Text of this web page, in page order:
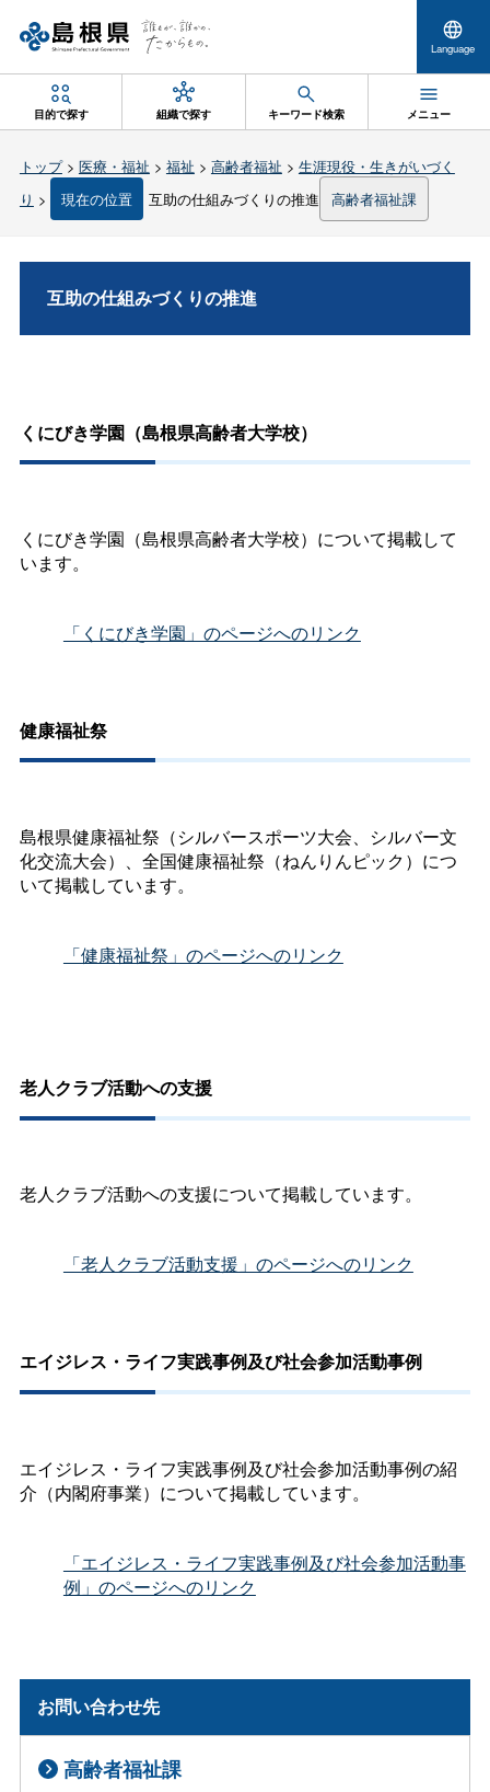
Language
目的で探す 組織で探す キーワード検索 メニュー
トップ> 医療・福祉 > 福祉 > 高齢者福祉 > 生涯現役・生きがいづく
り > 現在の位置 互助の仕組みづくりの推進 高齢者福祉課
互助の仕組みづくりの推進
くにびき学園（島根県高齢者大学校）
くにびき学園（島根県高齢者大学校）について掲載して
います。
「くにびき学園」のページへのリンク
健康福祉祭
島根県健康福祉祭（シルバースポーツ大会、シルバー文
化交流大会）、全国健康福祉祭（ねんりんピック）につ
いて掲載しています。
「健康福祉祭」のページへのリンク
老人クラブ活動への支援
老人クラブ活動への支援について掲載しています。
「老人クラブ活動支援」のページへのリンク
エイジレス・ライフ実践事例及び社会参加活動事例
エイジレス・ライフ実践事例及び社会参加活動事例の紹
介（内閣府事業）について掲載しています。
「エイジレス・ライフ実践事例及び社会参加活動事
例」のページへのリンク
お問い合わせ先
高齢者福祉課